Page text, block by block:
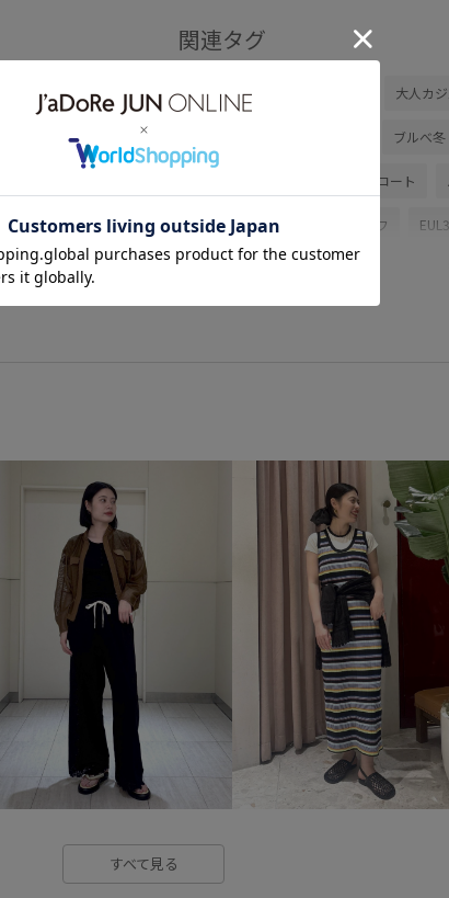
関連タグ
春コーデ 大人カ
ブルべ冬
トレンチコート
財布/小物 バンダナ/スカーフ
26SSceremony 26SSデニム
スタンドカラー ストレ
デザイン性
ポインテッドトゥ ポリエ
レースアイテム
万能アイテム
快適なはき心地 抜け感 現代的な
美シルエット 耐久性 股上深め
すべて見る